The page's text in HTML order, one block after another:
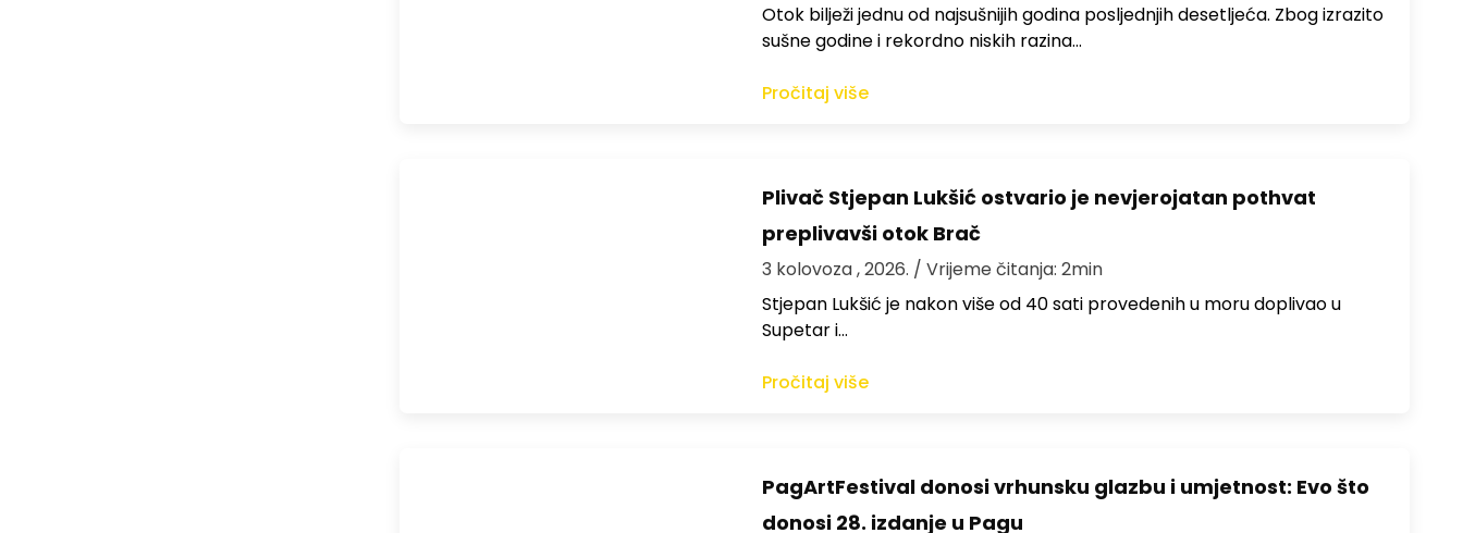
Otok bilježi jednu od najsušnijih godina posljednjih desetljeća. Zbog izrazito
sušne godine i rekordno niskih razina…
Pročitaj više
Plivač Stjepan Lukšić ostvario je nevjerojatan pothvat
preplivavši otok Brač
3 kolovoza , 2026. / Vrijeme čitanja: 2min
St​jepan Lukšić je nakon više od 40 sati provedenih u moru doplivao u
Supetar i…
Pročitaj više
PagArtFestival donosi vrhunsku glazbu i umjetnost: Evo što
donosi 28. izdanje u Pagu